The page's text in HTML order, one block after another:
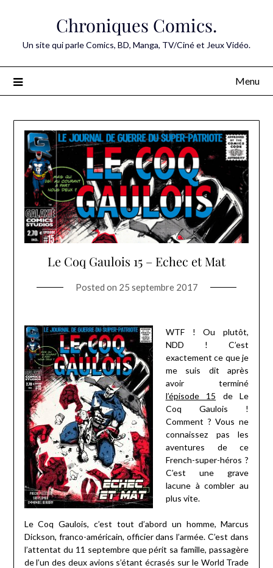
Chroniques Comics.
Un site qui parle Comics, BD, Manga, TV/Ciné et Jeux Vidéo.
Menu
Le Coq Gaulois 15 – Echec et Mat
Posted on 25 septembre 2017
WTF ! Ou plutôt,
NDD ! C’est
exactement ce que je
me suis dit après
avoir terminé
l’épisode 15 de Le
Coq Gaulois !
Comment ? Vous ne
connaissez pas les
aventures de ce
French-super-héros ?
C’est une grave
lacune à combler au
plus vite.
Le Coq Gaulois, c’est tout d’abord un homme, Marcus
Dickson, franco-américain, officier dans l’armée. C’est dans
l’attentat du 11 septembre que périt sa famille, passagère
de l’un des deux avions s’étant écrasés sur le World Trade